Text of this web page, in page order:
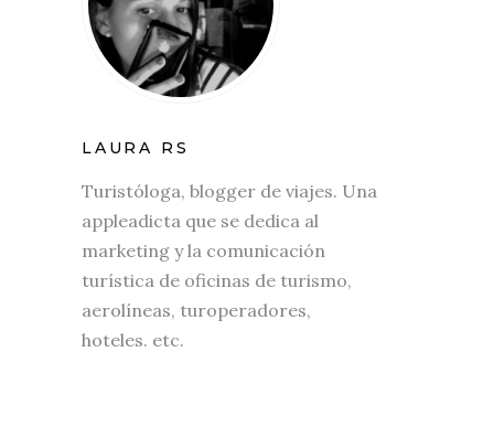
LAURA RS
Turistóloga, blogger de viajes. Una
appleadicta que se dedica al
marketing y la comunicación
turística de oficinas de turismo,
aerolíneas, turoperadores,
hoteles. etc.